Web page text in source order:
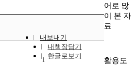
내보내기
내책장담기
한글로보기
1
어로 많
이 본 자
료
활용도